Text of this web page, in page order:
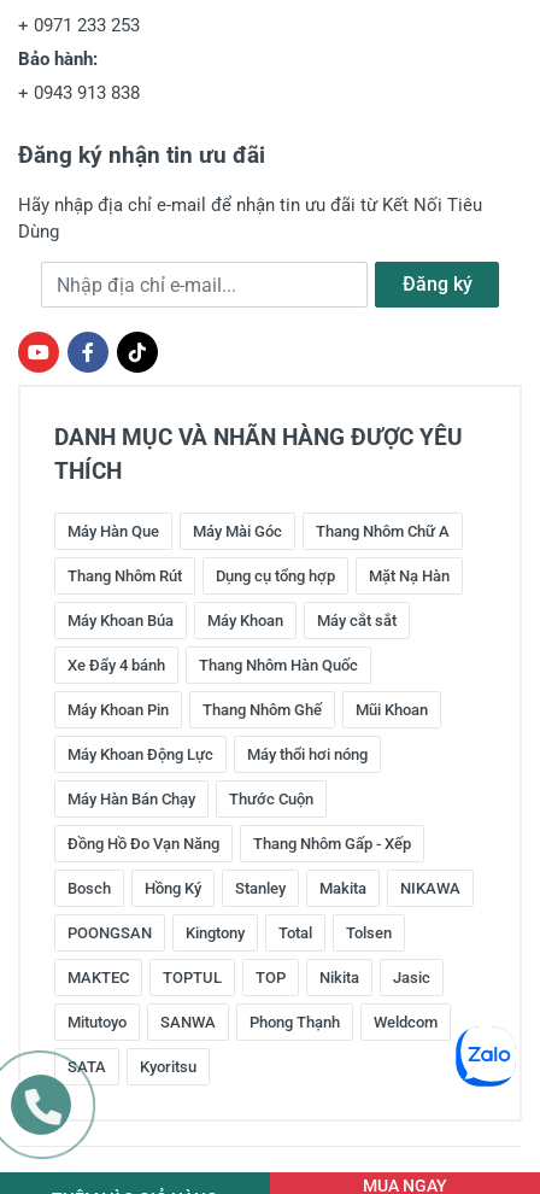
+ 0971 233 253
Bảo hành:
+ 0943 913 838
Đăng ký nhận tin ưu đãi
Hãy nhập địa chỉ e-mail để nhận tin ưu đãi từ Kết Nối Tiêu
Dùng
Địa chỉ e-mail Đăng ký
DANH MỤC VÀ NHÃN HÀNG ĐƯỢC YÊU
THÍCH
Máy Hàn Que Máy Mài Góc Thang Nhôm Chữ A
Thang Nhôm Rút Dụng cụ tổng hợp Mặt Nạ Hàn
Máy Khoan Búa Máy Khoan Máy cắt sắt
Xe Đẩy 4 bánh Thang Nhôm Hàn Quốc
Máy Khoan Pin Thang Nhôm Ghế Mũi Khoan
Máy Khoan Động Lực Máy thổi hơi nóng
Máy Hàn Bán Chạy Thước Cuộn
Đồng Hồ Đo Vạn Năng Thang Nhôm Gấp - Xếp
Bosch Hồng Ký Stanley Makita NIKAWA
POONGSAN Kingtony Total Tolsen
MAKTEC TOPTUL TOP Nikita Jasic
Mitutoyo SANWA Phong Thạnh Weldcom
SATA Kyoritsu
Copyright © 2016 by ketnoitieudung.vn. All rights reserved
MUA NGAY